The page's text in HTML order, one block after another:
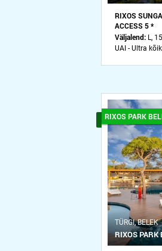
RIXOS
ACCESS 5 *
Väljalend: L,
UAI - Ultra
RIXOS PARK
ТÜRGI, BELEK
RIXOS PARK